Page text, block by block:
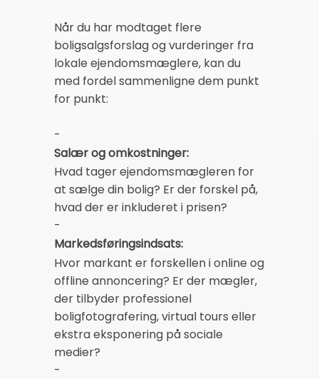
Når du har modtaget flere
boligsalgsforslag og vurderinger fra
lokale ejendomsmæglere, kan du
med fordel sammenligne dem punkt
for punkt:
-
Salær og omkostninger:
Hvad tager ejendomsmægleren for
at sælge din bolig? Er der forskel på,
hvad der er inkluderet i prisen?
-
Markedsføringsindsats:
Hvor markant er forskellen i online og
offline annoncering? Er der mægler,
der tilbyder professionel
boligfotografering, virtual tours eller
ekstra eksponering på sociale
medier?
-